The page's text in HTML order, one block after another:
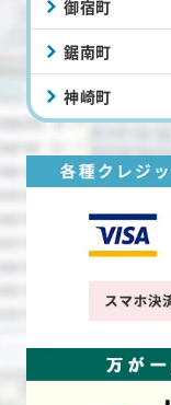
御宿町
鋸南町
神崎町